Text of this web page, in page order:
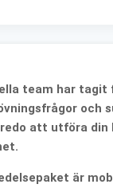
team har tagit
och
att utföra din
är